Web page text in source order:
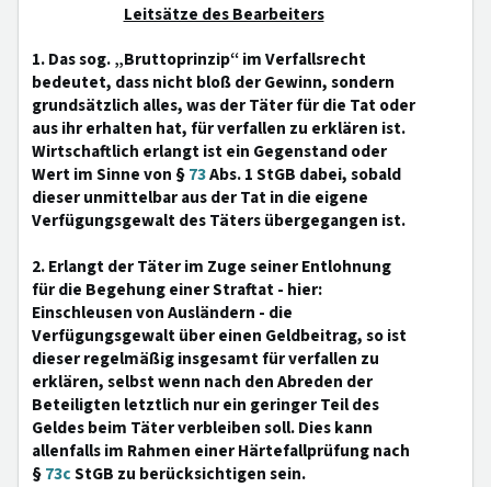
Leitsätze des Bearbeiters
1. Das sog. „Bruttoprinzip“ im Verfallsrecht
bedeutet, dass nicht bloß der Gewinn, sondern
grundsätzlich alles, was der Täter für die Tat oder
aus ihr erhalten hat, für verfallen zu erklären ist.
Wirtschaftlich erlangt ist ein Gegenstand oder
Wert im Sinne von §73Abs. 1 StGB dabei, sobald
dieser unmittelbar aus der Tat in die eigene
Verfügungsgewalt des Täters übergegangen ist.
2. Erlangt der Täter im Zuge seiner Entlohnung
für die Begehung einer Straftat - hier:
Einschleusen von Ausländern - die
Verfügungsgewalt über einen Geldbeitrag, so ist
dieser regelmäßig insgesamt für verfallen zu
erklären, selbst wenn nach den Abreden der
Beteiligten letztlich nur ein geringer Teil des
Geldes beim Täter verbleiben soll. Dies kann
allenfalls im Rahmen einer Härtefallprüfung nach
§73cStGB zu berücksichtigen sein.